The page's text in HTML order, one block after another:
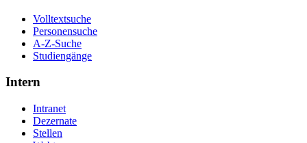
Volltextsuche
Personensuche
A-Z-Suche
Studiengänge
Intern
Intranet
Dezernate
Stellen